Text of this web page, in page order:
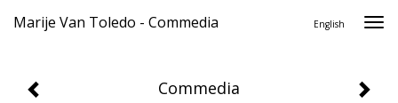
Marije Van Toledo - Commedia English
Commedia